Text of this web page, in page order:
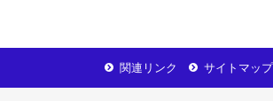
サイトマップ
関連リンク